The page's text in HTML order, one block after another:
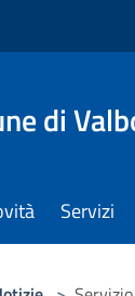
di
Servizi